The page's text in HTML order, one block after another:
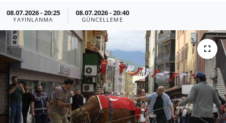
08.07.2026 - 20:25
YAYINLANMA
08.07.2026 - 20:40
GÜNCELLEME